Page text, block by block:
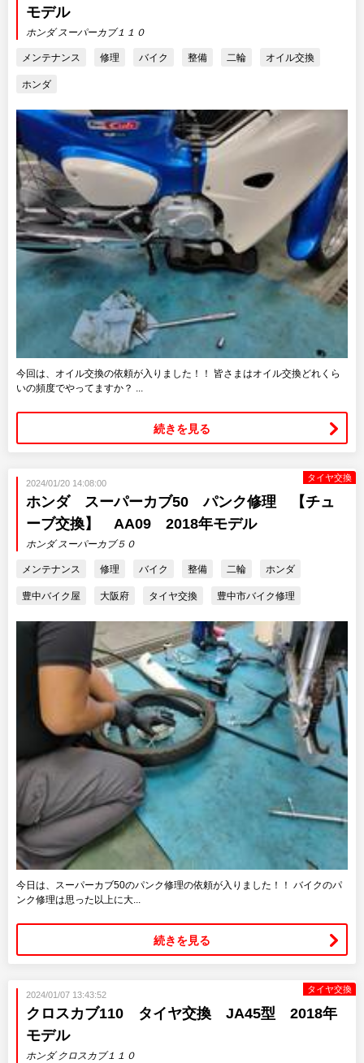
モデル
ホンダ スーパーカブ１１０
メンテナンス 修理 バイク 整備 二輪 オイル交換
ホンダ
今回は、オイル交換の依頼が入りました！！ 皆さまはオイル交換どれくら
いの頻度でやってますか？ ...
続きを見る
タイヤ交換
2024/01/20 14:08:00
ホンダ スーパーカブ50 パンク修理 【チュ
ーブ交換】 AA09 2018年モデル
ホンダ スーパーカブ５０
メンテナンス 修理 バイク 整備 二輪 ホンダ
豊中バイク屋 大阪府 タイヤ交換 豊中市バイク修理
今日は、スーパーカブ50のパンク修理の依頼が入りました！！ バイクのパ
ンク修理は思った以上に大...
続きを見る
タイヤ交換
2024/01/07 13:43:52
クロスカブ110 タイヤ交換 JA45型 2018年
モデル
ホンダ クロスカブ１１０